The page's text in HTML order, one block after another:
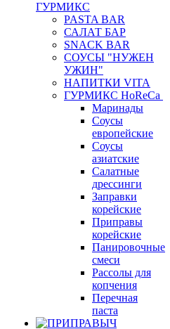
ГУРМИКС
PASTA BAR
САЛАТ БАР
SNACK BAR
СОУСЫ "НУЖЕН
УЖИН"
НАПИТКИ VITA
ГУРМИКС HoReCa
Маринады
Соусы
европейские
Соуcы
азиатские
Салатные
дрессинги
Заправки
корейские
Приправы
корейские
Панировочные
смеси
Рассолы для
копчения
Перечная
паста